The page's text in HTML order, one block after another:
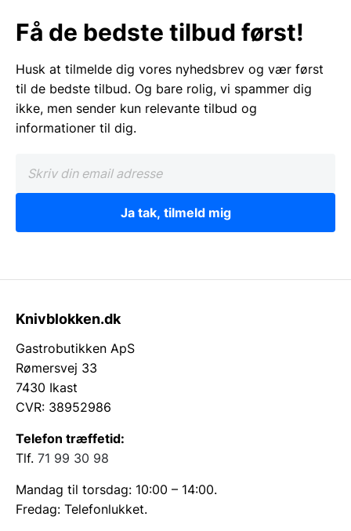
Få de bedste tilbud først!
Husk at tilmelde dig vores nyhedsbrev og vær først
til de bedste tilbud. Og bare rolig, vi spammer dig
ikke, men sender kun relevante tilbud og
informationer til dig.
Ja tak, tilmeld mig
Knivblokken.dk
Gastrobutikken ApS
Rømersvej 33
7430 Ikast
CVR: 38952986
Telefon træffetid:
Tlf. 71 99 30 98
Mandag til torsdag: 10:00 – 14:00.
Fredag: Telefonlukket.